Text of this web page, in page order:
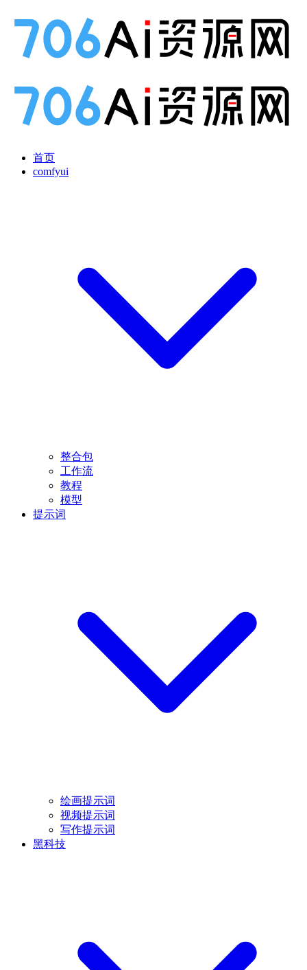
首页
comfyui
整合包
工作流
教程
模型
提示词
绘画提示词
视频提示词
写作提示词
黑科技